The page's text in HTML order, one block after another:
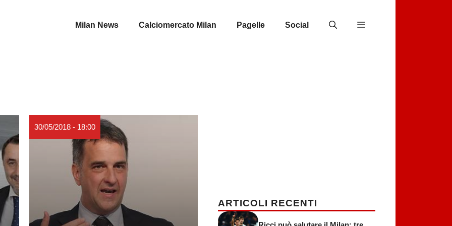
Milan News Calciomercato Milan Pagelle Social
30/05/2018 - 18:00
ARTICOLI RECENTI